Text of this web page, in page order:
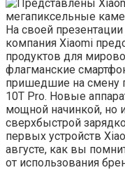
На своей презентации
компания Xiaomi
продуктов для
флагманские
пришедшие на смену
10T Pro. Новые
мощной начинкой, но
сверхбыстрой
первых устройств
августе, как вы
от использования